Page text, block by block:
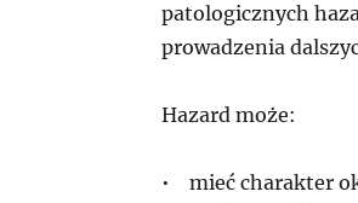
patologicznych
prowadzenia
Hazard może:
• mieć charakter